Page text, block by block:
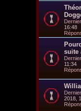
16:48
suite
11:34
2018,